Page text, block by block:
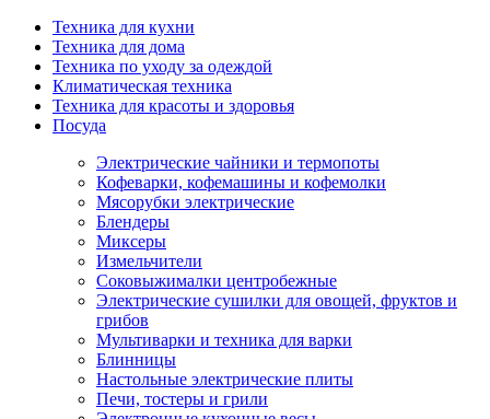
Техника для кухни
Техника для дома
Техника по уходу за одеждой
Климатическая техника
Техника для красоты и здоровья
Посуда
Электрические чайники и термопоты
Кофеварки, кофемашины и кофемолки
Мясорубки электрические
Блендеры
Миксеры
Измельчители
Соковыжималки центробежные
Электрические сушилки для овощей, фруктов и
грибов
Мультиварки и техника для варки
Блинницы
Настольные электрические плиты
Печи, тостеры и грили